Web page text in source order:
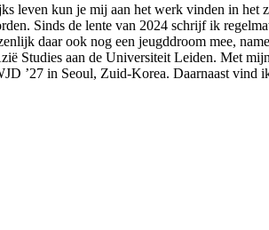
kun je mij aan het werk vinden in het
Sinds de lente van 2024 schrijf ik
daar ook nog een jeugddroom mee,
Studies aan de Universiteit Leiden. Met
’27 in Seoul, Zuid-Korea. Daarnaast vind